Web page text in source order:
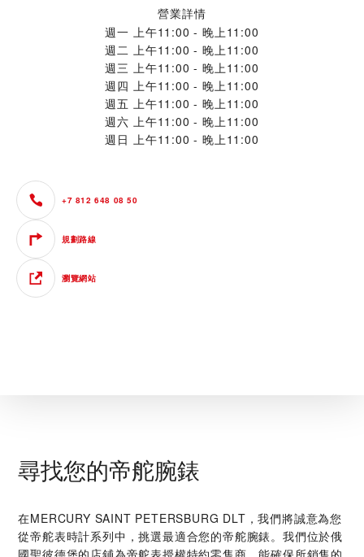
營業詳情
週一 上午11:00 - 晚上11:00
週二 上午11:00 - 晚上11:00
週三 上午11:00 - 晚上11:00
週四 上午11:00 - 晚上11:00
週五 上午11:00 - 晚上11:00
週六 上午11:00 - 晚上11:00
週日 上午11:00 - 晚上11:00
+7 812 648 08 50
規劃路線
瀏覽網站
尋找您的帝舵腕錶
在‭MERCURY SAINT PETERSBURG DLT‬，我們將誠意為您
從帝舵表時計系列中，挑選最適合您的帝舵腕錶。我們位於俄